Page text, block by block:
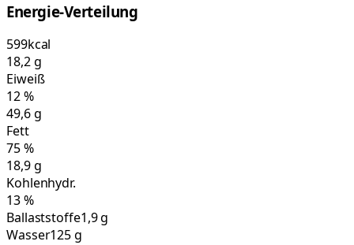
Energie-Verteilung
599kcal
18,2g
Eiweiß
12%
49,6g
Fett
75%
18,9g
Kohlenhydr.
13%
Ballaststoffe1,9 g
Wasser125 g